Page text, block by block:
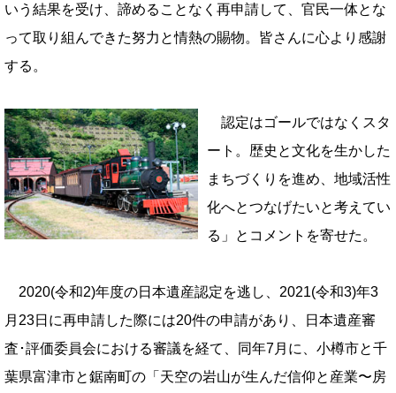
いう結果を受け、諦めることなく再申請して、官民一体とな
って取り組んできた努力と情熱の賜物。皆さんに心より感謝
する。
認定はゴールではなくスタ
ート。歴史と文化を生かした
まちづくりを進め、地域活性
化へとつなげたいと考えてい
る」とコメントを寄せた。
2020(令和2)年度の日本遺産認定を逃し、2021(令和3)年3
月23日に再申請した際には20件の申請があり、日本遺産審
査･評価委員会における審議を経て、同年7月に、小樽市と千
葉県富津市と鋸南町の「天空の岩山が生んだ信仰と産業〜房